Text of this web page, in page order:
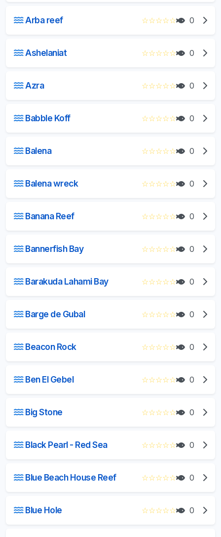
Arba reef ☆☆☆☆☆ 0
Ashelaniat ☆☆☆☆☆ 0
Azra ☆☆☆☆☆ 0
Babble Koff ☆☆☆☆☆ 0
Balena ☆☆☆☆☆ 0
Balena wreck ☆☆☆☆☆ 0
Banana Reef ☆☆☆☆☆ 0
Bannerfish Bay ☆☆☆☆☆ 0
Barakuda Lahami Bay ☆☆☆☆☆ 0
Barge de Gubal ☆☆☆☆☆ 0
Beacon Rock ☆☆☆☆☆ 0
Ben El Gebel ☆☆☆☆☆ 0
Big Stone ☆☆☆☆☆ 0
Black Pearl - Red Sea ☆☆☆☆☆ 0
Blue Beach House Reef ☆☆☆☆☆ 0
Blue Hole ☆☆☆☆☆ 0